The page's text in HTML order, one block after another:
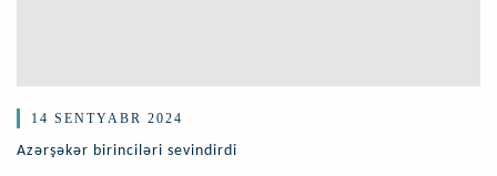
14 SENTYABR 2024
Azərşəkər birinciləri sevindirdi